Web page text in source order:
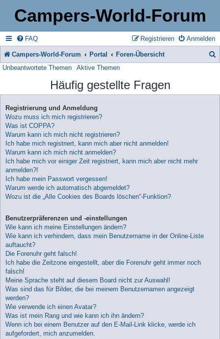
Campers-World-Forum
FAQ Anmelden
Registrieren
Campers-World-Forum Portal Foren-Übersicht
h
Unbeantwortete Themen Aktive Themen
Häufig gestellte Fragen
Registrierung und Anmeldung
Wozu muss ich mich registrieren?
Was ist COPPA?
Warum kann ich mich nicht registrieren?
Ich habe mich registriert, kann mich aber nicht anmelden!
Warum kann ich mich nicht anmelden?
Ich habe mich vor einiger Zeit registriert, kann mich aber nicht mehr
anmelden?!
Ich habe mein Passwort vergessen!
Warum werde ich automatisch abgemeldet?
Wozu ist die „Alle Cookies des Boards löschen“-Funktion?
Benutzerpräferenzen und -einstellungen
Wie kann ich meine Einstellungen ändern?
Wie kann ich verhindern, dass mein Benutzername in der Online-Liste
auftaucht?
Die Forenuhr geht falsch!
Ich habe die Zeitzone eingestellt, aber die Forenuhr geht immer noch
falsch!
Meine Sprache steht auf diesem Board nicht zur Auswahl!
Was sind das für Bilder, die bei meinem Benutzernamen angezeigt
werden?
Wie verwende ich einen Avatar?
Was ist mein Rang und wie kann ich ihn ändern?
Wenn ich bei einem Benutzer auf den E-Mail-Link klicke, werde ich
aufgefordert, mich anzumelden.